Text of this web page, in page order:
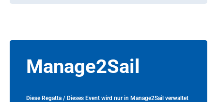
Manage2Sail
Diese Regatta / Dieses Event wird nur in Manage2Sail verwaltet